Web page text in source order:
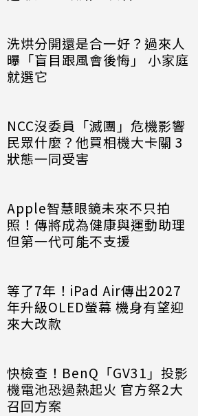
洗烘分開還是合一好？過來人
曝「盲目跟風會後悔」 小家庭
就選它
NCC沒委員「滅團」危機影響
民眾什麼？他買相機大卡關 3
狀態一同受害
Apple智慧眼鏡未來不只拍
照！傳將成為健康與運動助理
但第一代可能不支援
等了7年！iPad Air傳出2027
年升級OLED螢幕 機身有望迎
來大改款
快檢查！BenQ「GV31」投影
機電池恐過熱起火 官方祭2大
召回方案